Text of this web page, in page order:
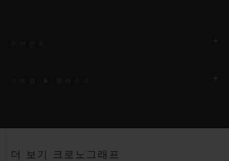
스트랩
더 보기 크로노그래프